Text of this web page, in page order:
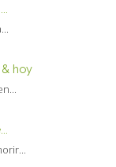
& hoy